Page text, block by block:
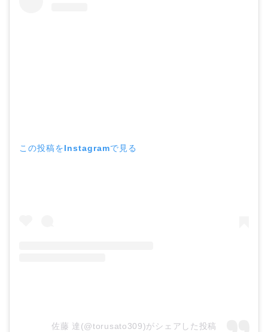
この投稿をInstagramで見る
佐藤 達(@torusato309)がシェアした投稿